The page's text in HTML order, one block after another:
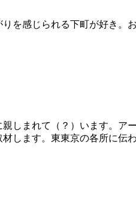
を感じられる下町が好き。
しまれて（？）います。ア
します。東東京の各所に伝